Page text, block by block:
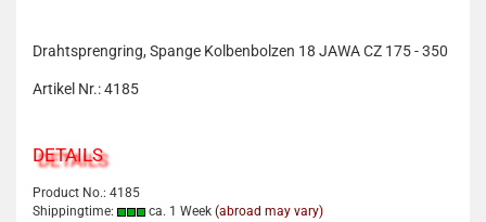
Drahtsprengring, Spange Kolbenbolzen 18 JAWA CZ 175 - 350
Artikel Nr.: 4185
DETAILS
Product No.: 4185
Shippingtime:
ca. 1 Week (abroad may vary)